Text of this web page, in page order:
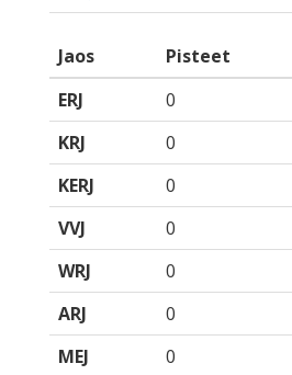
Jaos Pisteet
ERJ
0
KRJ
0
KERJ
0
VVJ
0
WRJ
0
ARJ
0
MEJ
0